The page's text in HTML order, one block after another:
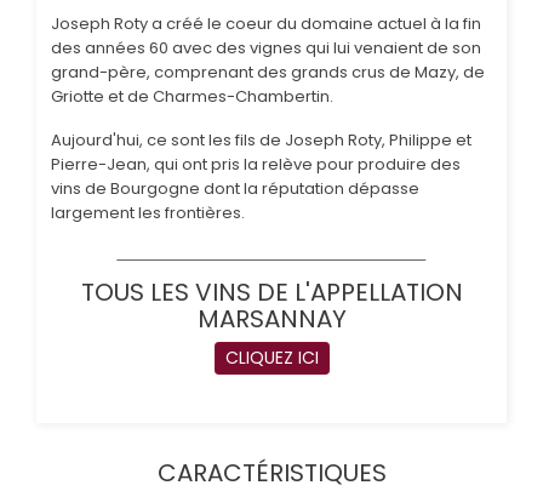
Joseph Roty a créé le coeur du domaine actuel à la fin
des années 60 avec des vignes qui lui venaient de son
grand-père, comprenant des grands crus de Mazy, de
Griotte et de Charmes-Chambertin.
Aujourd'hui, ce sont les fils de Joseph Roty, Philippe et
Pierre-Jean, qui ont pris la relève pour produire des
vins de Bourgogne dont la réputation dépasse
largement les frontières.
TOUS LES VINS DE L'APPELLATION
MARSANNAY
CLIQUEZ ICI
CARACTÉRISTIQUES